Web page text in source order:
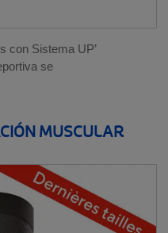
con Sistema UP’
se
MUSCULAR